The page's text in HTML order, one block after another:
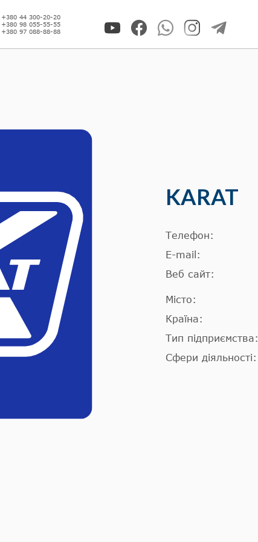
+380 44 300-20-20
+380 98 055-55-55
+380 97 088-88-88
KARAT
Телефон:
E-mail:
Веб сайт:
Місто:
Країна:
Тип підприємства:
Сфери діяльності: